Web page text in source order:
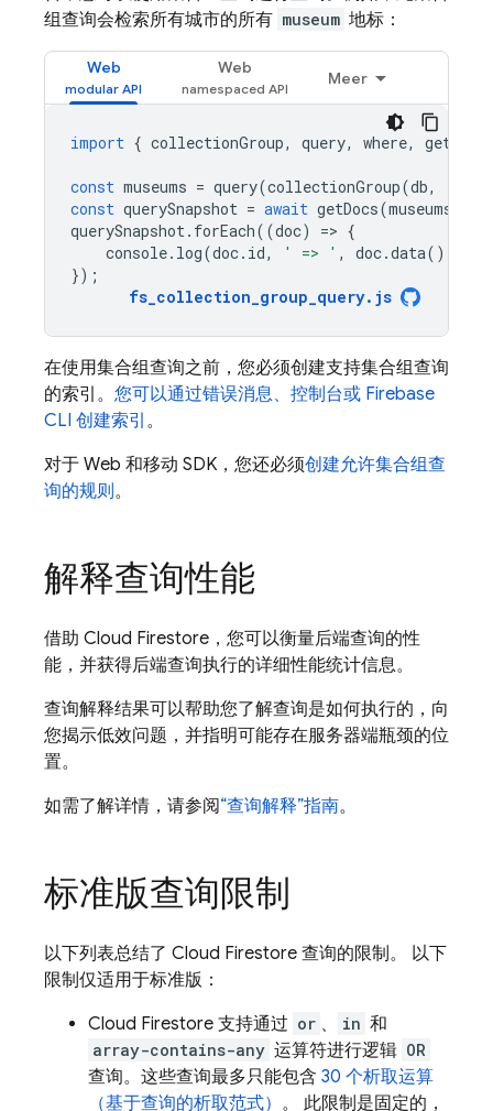
组查询会检索所有城市的所有 museum 地标：
Web Web
Meer
import { collectionGroup, query, where, getDocs
const museums = query(collectionGroup(db,
const querySnapshot = await getDocs(museums
querySnapshot. forEach((doc) => {
console. log(doc. id, ' => ' , doc.data());
});
fs_collection_group_query. js
在使用集合组查询之前，您必须创建支持集合组查询
的索引。 您可以通过错误消息、控制台或 Firebase
CLI 创建索引 。
对于 Web 和移动 SDK，您还必须创建允许集合组查
询的规则。
解释查询性能
借助 Cloud Firestore ，您可以衡量后端查询的性
能，并获得后端查询执行的详细性能统计信息。
查询解释结果可以帮助您了解查询是如何执行的，向
您揭示低效问题，并指明可能存在服务器端瓶颈的位
置。
如需了解详情，请参阅“查询解释”指南。
标准版查询限制
以下列表总结了 Cloud Firestore 查询的限制。 以下
限制仅适用于标准版：
Cloud Firestore 支持通过 or 、 in 和
array-contains-any 运算符进行逻辑 OR
查询。这些查询最多只能包含 30 个析取运算
（基于查询的析取范式） 。 此限制是固定的，